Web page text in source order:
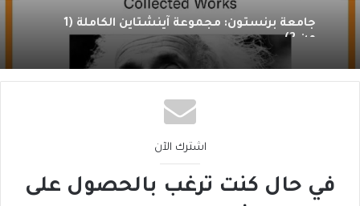
من 2)
اشترك الآن
في حال كنت ترغب بالحصول على